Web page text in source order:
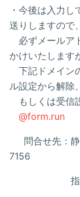
・今後は入力
送りしますので、
必ずメールア
かけいたします
下記ドメイン
ル設定から解除、
もしくは受信
@form.run
問合せ先：
7156
指導課受